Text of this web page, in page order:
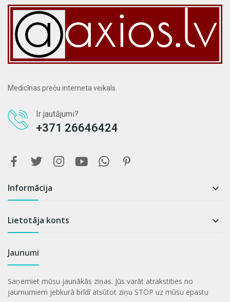
Medicīnas preču interneta veikals.
Ir jautājumi?
+371 26646424
Informācija 
Lietotāja konts 
Jaunumi
Saņemiet mūsu jaunākās ziņas. Jūs varāt atrakstities no
jaumumiem jebkurā brīdī atsūtot ziņu STOP uz mūsu epastu